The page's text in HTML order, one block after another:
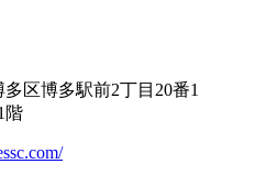
区博多駅前2丁目20番1
階